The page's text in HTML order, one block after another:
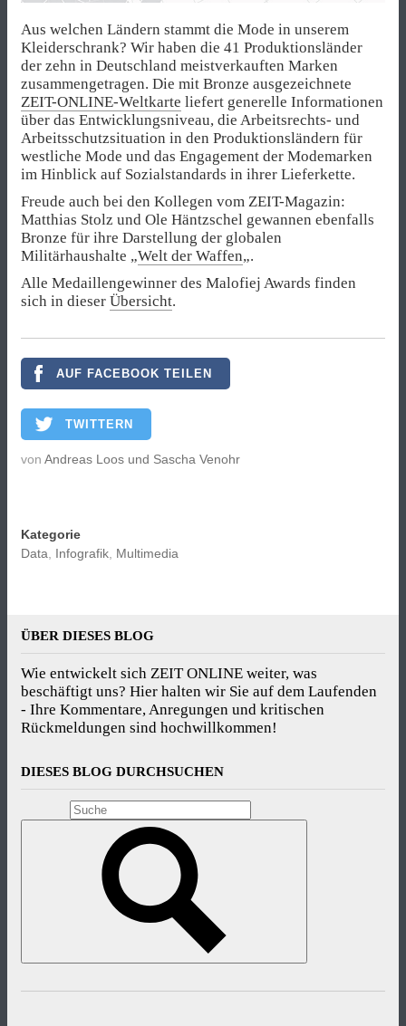
Aus welchen Ländern stammt die Mode in unserem
Kleiderschrank? Wir haben die 41 Produktionsländer
der zehn in Deutschland meistverkauften Marken
zusammengetragen. Die mit Bronze ausgezeichnete
ZEIT-ONLINE-Weltkarte liefert generelle Informationen
über das Entwicklungsniveau, die Arbeitsrechts- und
Arbeitsschutzsituation in den Produktionsländern für
westliche Mode und das Engagement der Modemarken
im Hinblick auf Sozialstandards in ihrer Lieferkette.
Freude auch bei den Kollegen vom ZEIT-Magazin:
Matthias Stolz und Ole Häntzschel gewannen ebenfalls
Bronze für ihre Darstellung der globalen
Militärhaushalte „Welt der Waffen„.
Alle Medaillengewinner des Malofiej Awards finden
sich in dieser Übersicht.
AUF FACEBOOK TEILEN
TWITTERN
von Andreas Loos und Sascha Venohr
Kategorie
Data
Infografik Multimedia
ÜBER DIESES BLOG
Wie entwickelt sich ZEIT ONLINE weiter, was
beschäftigt uns? Hier halten wir Sie auf dem Laufenden
- Ihre Kommentare, Anregungen und kritischen
Rückmeldungen sind hochwillkommen!
DIESES BLOG DURCHSUCHEN